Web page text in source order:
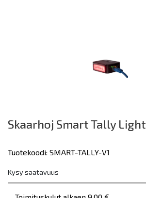
Skaarhoj Smart Tally Light
Tuotekoodi: SMART-TALLY-V1
Kysy saatavuus